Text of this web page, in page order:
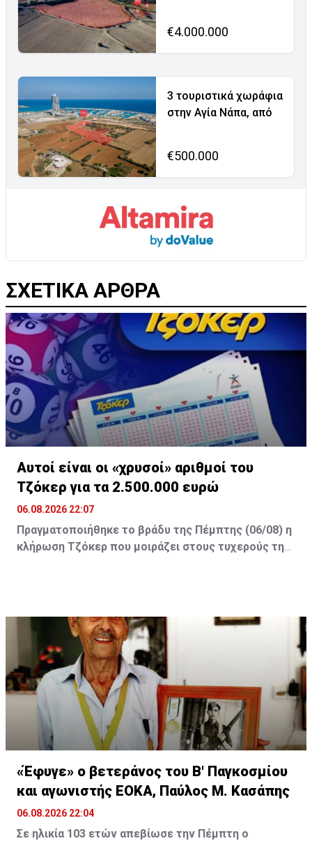
€4.000.000
3 τουριστικά χωράφια
στην Αγία Νάπα, από
€500.000
ΣΧΕΤΙΚΑ ΑΡΘΡΑ
Αυτοί είναι οι «χρυσοί» αριθμοί του
Τζόκερ για τα 2.500.000 ευρώ
06.08.2026 22:07
Πραγματοποιήθηκε το βράδυ της Πέμπτης (06/08) η
κλήρωση Τζόκερ που μοιράζει στους τυχερούς της
«Έφυγε» ο βετεράνος του Β' Παγκοσμίου
και αγωνιστής ΕΟΚΑ, Παύλος Μ. Κασάπης
06.08.2026 22:04
Σε ηλικία 103 ετών απεβίωσε την Πέμπτη ο